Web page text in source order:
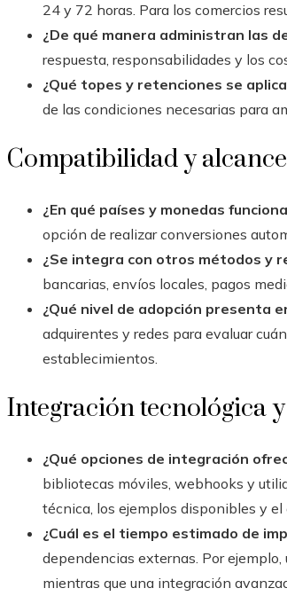
24 y 72 horas. Para los comercios
¿De qué manera administran las
respuesta, responsabilidades y los
¿Qué topes y retenciones se
de las condiciones necesarias para
Compatibilidad y alcance
¿En qué países y monedas
opción de realizar conversiones
¿Se integra con otros métodos y
bancarias, envíos locales, pagos
¿Qué nivel de adopción presenta
adquirentes y redes para evaluar
establecimientos.
Integración tecnológica
¿Qué opciones de integración
bibliotecas móviles, webhooks y
técnica, los ejemplos disponibles y
¿Cuál es el tiempo estimado de
dependencias externas. Por
mientras que una integración